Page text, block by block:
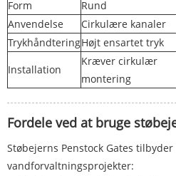
Form
Rund
Anvendelse
Cirkulære kanaler
TrykhåndteringHøjt ensartet tryk
Installation
Kræver cirkulær
montering
Fordele ved at bruge
Støbejerns Penstock Gates
vandforvaltningsprojekter: